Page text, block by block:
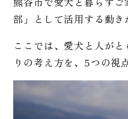
部」として活用する動き
ここでは、愛犬と人が
りの考え方を、5つの視